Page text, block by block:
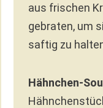
aus frischen
gebraten, um
saftig zu
Hähnchen-